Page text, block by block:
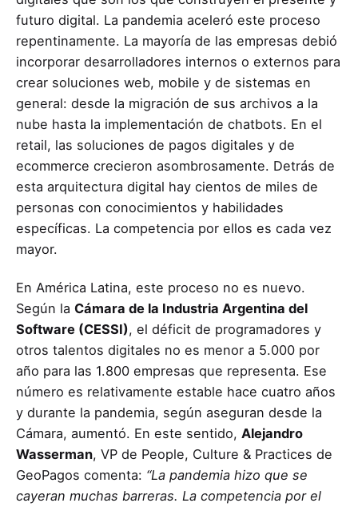
futuro digital. La pandemia aceleró este proceso
repentinamente. La mayoría de las empresas debió
incorporar desarrolladores internos o externos para
crear soluciones web, mobile y de sistemas en
general: desde la migración de sus archivos a la
nube hasta la implementación de chatbots. En el
retail, las soluciones de pagos digitales y de
ecommerce crecieron asombrosamente. Detrás de
esta arquitectura digital hay cientos de miles de
personas con conocimientos y habilidades
específicas. La competencia por ellos es cada vez
mayor.
En América Latina, este proceso no es nuevo.
Según la Cámara de la Industria Argentina del
Software (CESSI), el déficit de programadores y
otros talentos digitales no es menor a 5.000 por
año para las 1.800 empresas que representa. Ese
número es relativamente estable hace cuatro años
y durante la pandemia, según aseguran desde la
Cámara, aumentó. En este sentido, Alejandro
Wasserman, VP de People, Culture & Practices de
GeoPagos comenta: “La pandemia hizo que se
cayeran muchas barreras. La competencia por el